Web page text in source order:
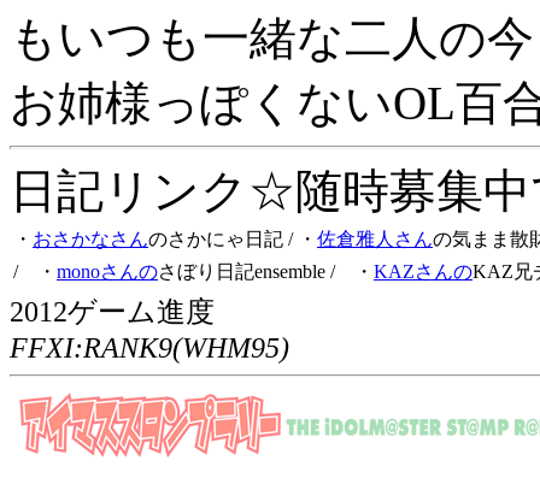
もいつも一緒な二人の
お姉様っぽくないOL百
日記リンク☆随時募集
・ おさかなさんのさかにゃ日記 / ・ 佐倉雅人さんの気まま散
/ ・ monoさんのさぼり日記ensemble / ・ KAZさんのKAZ兄
2012ゲーム進度
FFXI:RANK9(WHM95)